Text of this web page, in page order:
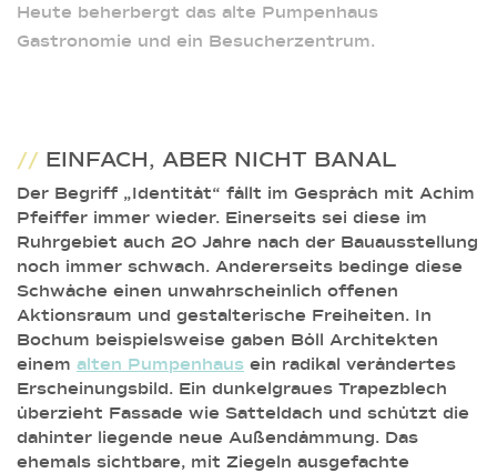
Heute beherbergt das alte Pumpenhaus
Gastronomie und ein Besucherzentrum.
// EINFACH, ABER NICHT BANAL
Der Begriff „Identität“ fällt im Gespräch mit Achim
Pfeiffer immer wieder. Einerseits sei diese im
Ruhrgebiet auch 20 Jahre nach der Bauausstellung
noch immer schwach. Andererseits bedinge diese
Schwäche einen unwahrscheinlich offenen
Aktionsraum und gestalterische Freiheiten. In
Bochum beispielsweise gaben Böll Architekten
einem alten Pumpenhaus ein radikal verändertes
Erscheinungsbild. Ein dunkelgraues Trapezblech
überzieht Fassade wie Satteldach und schützt die
dahinter liegende neue Außendämmung. Das
ehemals sichtbare, mit Ziegeln ausgefachte